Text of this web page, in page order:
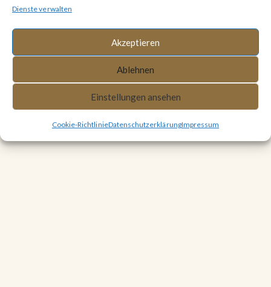
Dienste verwalten
Akzeptieren
Ablehnen
Einstellungen ansehen
Cookie-RichtlinieDatenschutzerklärungImpressum
Copyright © 2009-2026. Alle Rechte vorbehalten.